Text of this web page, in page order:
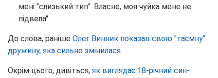
мені "слизький тип". Власне, моя чуйка мене не
підвела".
До слова, раніше Олег Винник показав свою "таємну"
дружину, яка сильно змінилася.
Окрім цього, дивіться, як виглядає 18-річний син-